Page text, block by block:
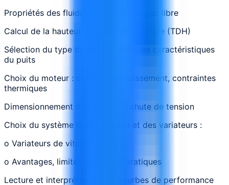
Propriétés des fluides et gestion du gaz libre
Calcul de la hauteur manométrique totale (TDH)
Sélection du type de pompe selon les caractéristiques
du puits
Choix du moteur : charge, refroidissement, contraintes
thermiques
Dimensionnement des câbles et chute de tension
Choix du système d’alimentation et des variateurs :
o Variateurs de vitesse (VSD)
o Avantages, limites et bonnes pratiques
Lecture et interprétation des courbes de performance